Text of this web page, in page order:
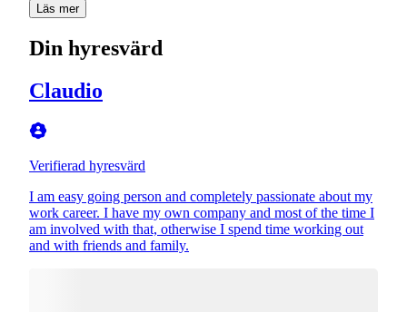
Läs mer
Din hyresvärd
Claudio
Verifierad hyresvärd
I am easy going person and completely passionate about my
work career. I have my own company and most of the time I
am involved with that, otherwise I spend time working out
and with friends and family.